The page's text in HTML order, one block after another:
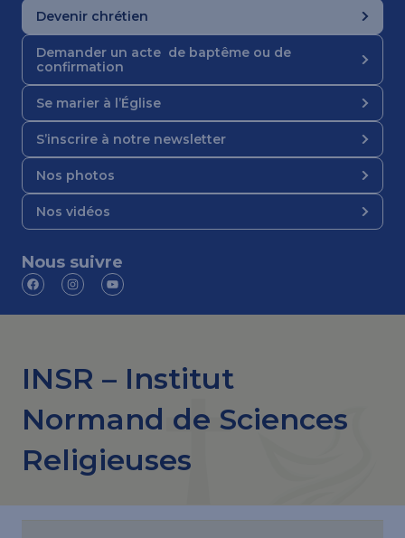
Devenir chrétien
Demander un acte de baptême ou de
confirmation
Se marier à l’Église
S’inscrire à notre newsletter
Nos photos
Nos vidéos
Nous suivre
INSR – Institut
Normand de Sciences
Religieuses